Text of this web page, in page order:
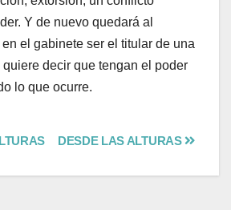
Y de nuevo quedará al
el gabinete ser el titular de una
decir que tengan el poder
lo que ocurre.
DESDE LAS ALTURAS